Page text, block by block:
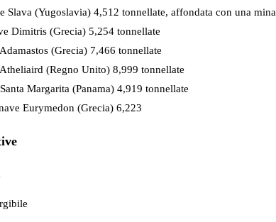
Slava (Yugoslavia) 4,512 tonnellate, affondata con una mina
Dimitris (Grecia) 5,254 tonnellate
(Grecia) 7,466 tonnellate
(Regno Unito) 8,999 tonnellate
Margarita (Panama) 4,919 tonnellate
Eurymedon (Grecia) 6,223